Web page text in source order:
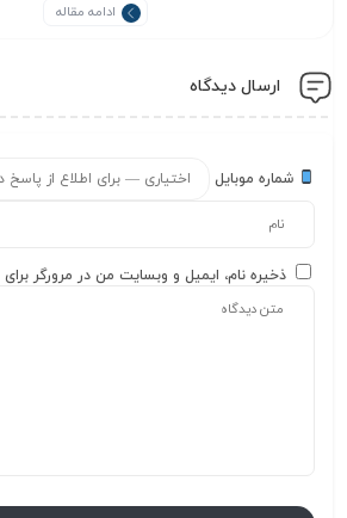
ادامه مقاله
ارسال دیدگاه
شماره موبایل
ذخیره نام، ایمیل و وبسایت من در مرورگر